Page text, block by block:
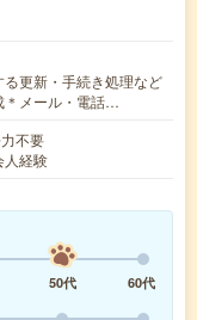
更新・手続き処理など
＊メール・電話…
不要
人経験
50代
60代